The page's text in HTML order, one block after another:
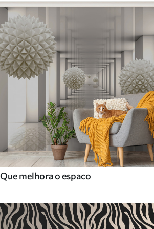
Que melhora o espaco